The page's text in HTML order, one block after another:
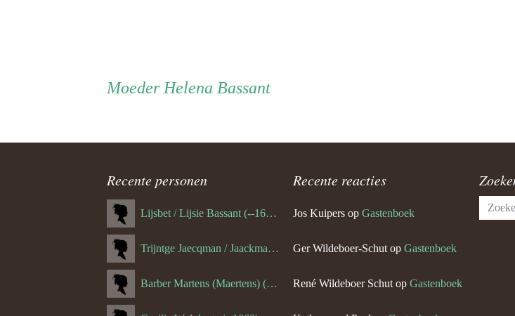
Persoon
ouder
navigatie
Moeder Moeder
Helena Bassant
Recente personen
Lijsbet / Lijsie Bassant (--1687)
Trijntge Jaecqman / Jaackman (--1651)
Barber Martens (Maertens) (--1658)
Recente reacties
Jos Kuipers op Gastenboek
Ger Wildeboer-Schut op Gastenboek
René Wildeboer Schut op Gastenboek
Zoeken
naar: